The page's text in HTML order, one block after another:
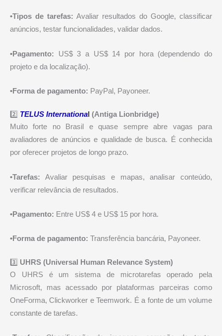
•Tipos de tarefas: Avaliar resultados do Google, classificar
anúncios, testar funcionalidades, validar dados.
•Pagamento: US$ 3 a US$ 14 por hora (dependendo do
projeto e da localização).
•Forma de pagamento: PayPal, Payoneer.
2️⃣ TELUS Internationa (Antiga Lionbridge)
Muito forte no Brasil e quase sempre abre vagas para
avaliadores de anúncios e qualidade de busca. É conhecida
por oferecer projetos de longo prazo.
•Tarefas: Avaliar pesquisas e mapas, analisar conteúdo,
verificar relevância de resultados.
•Pagamento: Entre US$ 4 e US$ 15 por hora.
•Forma de pagamento: Transferência bancária, Payoneer.
3️⃣ UHRS (Universal Human Relevance System)
O UHRS é um sistema de microtarefas operado pela
Microsoft, mas acessado por plataformas parceiras como
OneForma, Clickworker e Teemwork. É a fonte de um volume
constante de tarefas.